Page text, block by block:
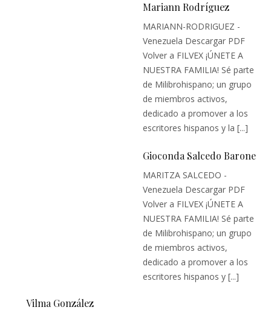
Mariann Rodríguez
MARIANN-RODRIGUEZ -
Venezuela Descargar PDF
Volver a FILVEX ¡ÚNETE A
NUESTRA FAMILIA! Sé parte
de Milibrohispano; un grupo
de miembros activos,
dedicado a promover a los
escritores hispanos y la [...]
Gioconda Salcedo Barone
MARITZA SALCEDO -
Venezuela Descargar PDF
Volver a FILVEX ¡ÚNETE A
NUESTRA FAMILIA! Sé parte
de Milibrohispano; un grupo
de miembros activos,
dedicado a promover a los
escritores hispanos y [...]
Vilma González